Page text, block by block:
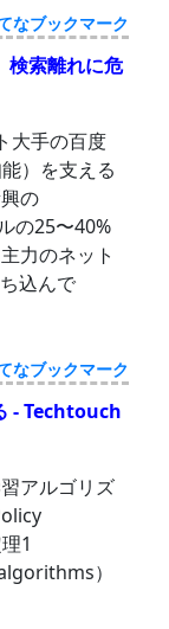
なブックマーク
索離れに危
大手の百度
）を支える
の
の25〜40%
力のネット
込んで
なブックマーク
- Techtouch
アルゴリズ
1
）